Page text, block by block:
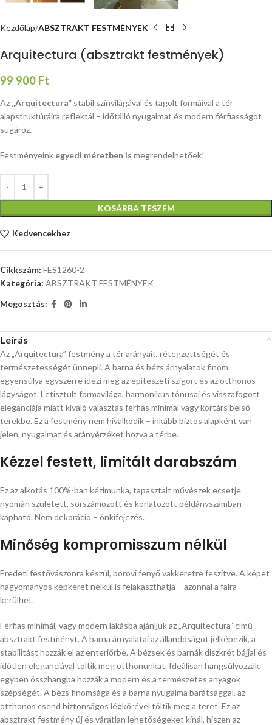
Kezdőlap ABSZTRAKT FESTMÉNYEK
Arquitectura (absztrakt festmények)
99 900 Ft
Az „Arquitectura” stabil színvilágával és tagolt formáival a tér
alapstruktúráira reflektál – időtálló nyugalmat és modern férfiasságot
sugároz.
Festményeink egyedi méretben is megrendelhetőek!
KOSÁRBA TESZEM
Kedvencekhez
Cikkszám: FES1260-2
Kategória: ABSZTRAKT FESTMÉNYEK
Megosztás:
Leírás
Az „Arquitectura” festmény a tér arányait, rétegzettségét és
természetességét ünnepli. A barna és bézs árnyalatok finom
egyensúlya egyszerre idézi meg az építészeti szigort és az otthonos
lágyságot. Letisztult formavilága, harmonikus tónusai és visszafogott
eleganciája miatt kiváló választás férfias minimál vagy kortárs belső
terekbe. Ez a festmény nem hivalkodik – inkább biztos alapként van
jelen, nyugalmat és arányérzéket hozva a térbe.
Kézzel festett, limitált darabszám
Ez az alkotás 100%-ban kézimunka, tapasztalt művészek ecsetje
nyomán született, sorszámozott és korlátozott példányszámban
kapható. Nem dekoráció – önkifejezés.
Minőség kompromisszum nélkül
Eredeti festővászonra készül, borovi fenyő vakkeretre feszítve. A képet
hagyományos képkeret nélkül is felakaszthatja – azonnal a falra
kerülhet.
Férfias minimál, vagy modern lakásba ajánljuk az „Arquitectura” című
absztrakt festményt. A barna árnyalatai az állandóságot jelképezik, a
stabilitást hozzák el az enteriőrbe. A bézsek és barnák diszkrét bájjal és
időtlen eleganciával töltik meg otthonunkat. Ideálisan hangsúlyozzák,
egyben összhangba hozzák a modern és a természetes anyagok
szépségét. A bézs finomsága és a barna nyugalma barátsággal, az
otthonos csend biztonságos légkörével töltik meg a teret. Ez az
absztrakt festmény új és váratlan lehetőségeket kínál, hiszen az